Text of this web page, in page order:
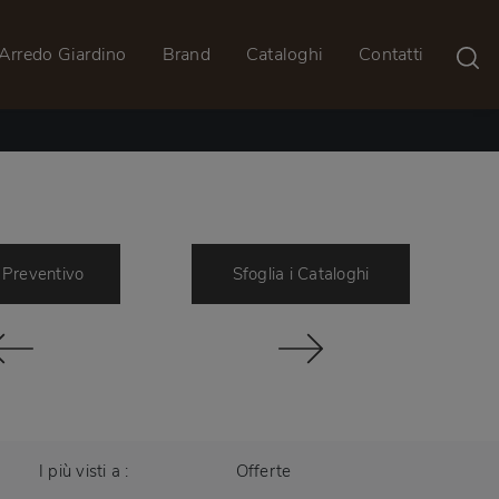
Giardino Brand Cataloghi Contatti
Sfoglia i Cataloghi
I più visti a : Offerte